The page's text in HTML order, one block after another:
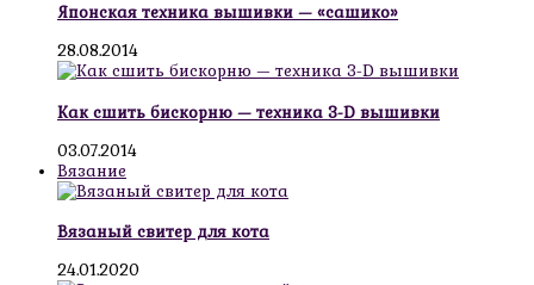
Японская техника вышивки — «сашико»
28.08.2014
Как сшить бискорню — техника 3-D вышивки
03.07.2014
Вязание
Вязаный свитер для кота
24.01.2020